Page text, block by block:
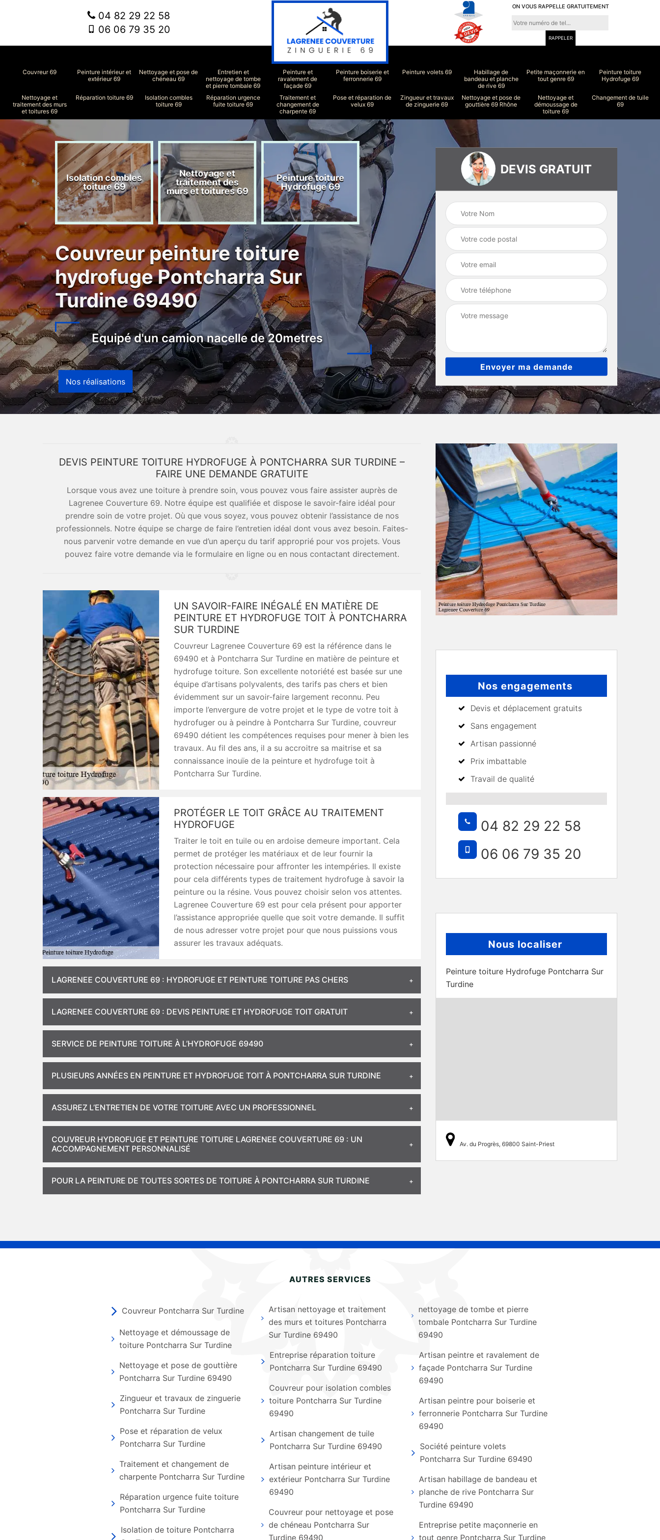
04 82 29 22 58
06 06 79 35 20
ON VOUS RAPPELLE GRATUITEMENT
Couvreur 69
Peinture intérieur et
extérieur 69
Nettoyage et pose de
chéneau 69
Entretien et
nettoyage de tombe
et pierre tombale 69
Peinture et
ravalement de
façade 69
Peinture boiserie et
ferronnerie 69
Peinture volets 69
Habillage de
bandeau et planche
de rive 69
Petite maçonnerie en
tout genre 69
Peinture toiture
Hydrofuge 69
Nettoyage et
traitement des murs
et toitures 69
Réparation toiture 69
Isolation combles
toiture 69
Réparation urgence
fuite toiture 69
Traitement et
changement de
charpente 69
Pose et réparation de
velux 69
Zingueur et travaux
de zinguerie 69
Nettoyage et pose de
gouttière 69 Rhône
Nettoyage et
démoussage de
toiture 69
Changement de tuile
69
de
69
Isolation combles
toiture 69
Nettoyage et
traitement des
murs et toitures 69
Peinture toiture
Hydrofuge 69
Réparation toiture
Couvreur 69
Couvreur peinture toiture
hydrofuge Pontcharra Sur
Turdine 69490
Equipé d'un camion nacelle de 20metres
Nos réalisations
DEVIS GRATUIT
DEVIS PEINTURE TOITURE HYDROFUGE À PONTCHARRA SUR TURDINE –
FAIRE UNE DEMANDE GRATUITE
Lorsque vous avez une toiture à prendre soin, vous pouvez vous faire assister auprès de
Lagrenee Couverture 69. Notre équipe est qualifiée et dispose le savoir-faire idéal pour
prendre soin de votre projet. Où que vous soyez, vous pouvez obtenir l’assistance de nos
professionnels. Notre équipe se charge de faire l’entretien idéal dont vous avez besoin. Faites-
nous parvenir votre demande en vue d’un aperçu du tarif approprié pour vos projets. Vous
pouvez faire votre demande via le formulaire en ligne ou en nous contactant directement.
UN SAVOIR-FAIRE INÉGALÉ EN MATIÈRE DE
PEINTURE ET HYDROFUGE TOIT À PONTCHARRA
SUR TURDINE
Couvreur Lagrenee Couverture 69 est la référence dans le
69490 et à Pontcharra Sur Turdine en matière de peinture et
hydrofuge toiture. Son excellente notoriété est basée sur une
équipe d’artisans polyvalents, des tarifs pas chers et bien
évidemment sur un savoir-faire largement reconnu. Peu
importe l’envergure de votre projet et le type de votre toit à
hydrofuger ou à peindre à Pontcharra Sur Turdine, couvreur
69490 détient les compétences requises pour mener à bien les
travaux. Au fil des ans, il a su accroitre sa maitrise et sa
connaissance inouïe de la peinture et hydrofuge toit à
Pontcharra Sur Turdine.
PROTÉGER LE TOIT GRÂCE AU TRAITEMENT
HYDROFUGE
Traiter le toit en tuile ou en ardoise demeure important. Cela
permet de protéger les matériaux et de leur fournir la
protection nécessaire pour affronter les intempéries. Il existe
pour cela différents types de traitement hydrofuge à savoir la
peinture ou la résine. Vous pouvez choisir selon vos attentes.
Lagrenee Couverture 69 est pour cela présent pour apporter
l’assistance appropriée quelle que soit votre demande. Il suffit
de nous adresser votre projet pour que nous puissions vous
assurer les travaux adéquats.
LAGRENEE COUVERTURE 69 : HYDROFUGE ET PEINTURE TOITURE PAS CHERS
LAGRENEE COUVERTURE 69 : DEVIS PEINTURE ET HYDROFUGE TOIT GRATUIT
SERVICE DE PEINTURE TOITURE À L’HYDROFUGE 69490
PLUSIEURS ANNÉES EN PEINTURE ET HYDROFUGE TOIT À PONTCHARRA SUR TURDINE
ASSUREZ L’ENTRETIEN DE VOTRE TOITURE AVEC UN PROFESSIONNEL
COUVREUR HYDROFUGE ET PEINTURE TOITURE LAGRENEE COUVERTURE 69 : UN
ACCOMPAGNEMENT PERSONNALISÉ
POUR LA PEINTURE DE TOUTES SORTES DE TOITURE À PONTCHARRA SUR TURDINE
Nos engagements
Devis et déplacement gratuits
Sans engagement
Artisan passionné
Prix imbattable
Travail de qualité
04 82 29 22 58
06 06 79 35 20
Nous localiser
Peinture toiture Hydrofuge Pontcharra Sur
Turdine
Av. du Progrès, 69800 Saint-Priest
AUTRES SERVICES
Couvreur Pontcharra Sur Turdine
Nettoyage et démoussage de
toiture Pontcharra Sur Turdine
Nettoyage et pose de gouttière
Pontcharra Sur Turdine 69490
Zingueur et travaux de zinguerie
Pontcharra Sur Turdine
Pose et réparation de velux
Pontcharra Sur Turdine
Traitement et changement de
charpente Pontcharra Sur Turdine
Réparation urgence fuite toiture
Pontcharra Sur Turdine
Isolation de toiture Pontcharra
Artisan nettoyage et traitement
des murs et toitures Pontcharra
Sur Turdine 69490
Entreprise réparation toiture
Pontcharra Sur Turdine 69490
Couvreur pour isolation combles
toiture Pontcharra Sur Turdine
69490
Artisan changement de tuile
Pontcharra Sur Turdine 69490
Artisan peinture intérieur et
extérieur Pontcharra Sur Turdine
69490
Couvreur pour nettoyage et pose
de chéneau Pontcharra Sur
Turdine 69490
nettoyage de tombe et pierre
tombale Pontcharra Sur Turdine
69490
Artisan peintre et ravalement de
façade Pontcharra Sur Turdine
69490
Artisan peintre pour boiserie et
ferronnerie Pontcharra Sur Turdine
69490
Société peinture volets
Pontcharra Sur Turdine 69490
Artisan habillage de bandeau et
planche de rive Pontcharra Sur
Turdine 69490
Entreprise petite maçonnerie en
tout genre Pontcharra Sur Turdine